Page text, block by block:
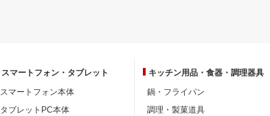
スマートフォン・ タブレット
スマートフォン本体
タブレットPC本体
キッチン用品・ 食器・調理器具
鍋・フライパン
調理・製菓道具